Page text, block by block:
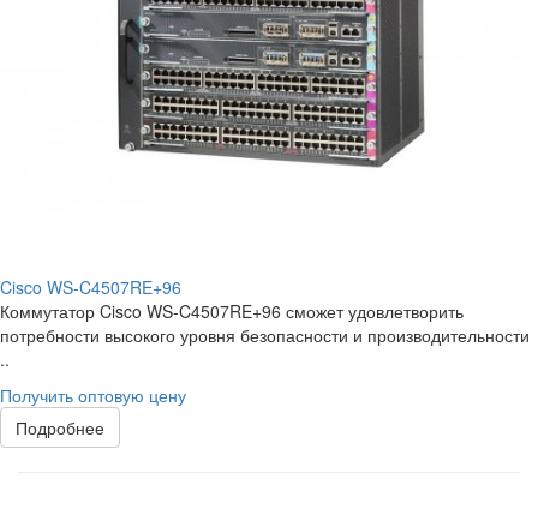
Cisco WS-C4507RE+96
Коммутатор Cisco WS-C4507RE+96 сможет удовлетворить
потребности высокого уровня безопасности и производительности
..
Получить оптовую цену
Подробнее